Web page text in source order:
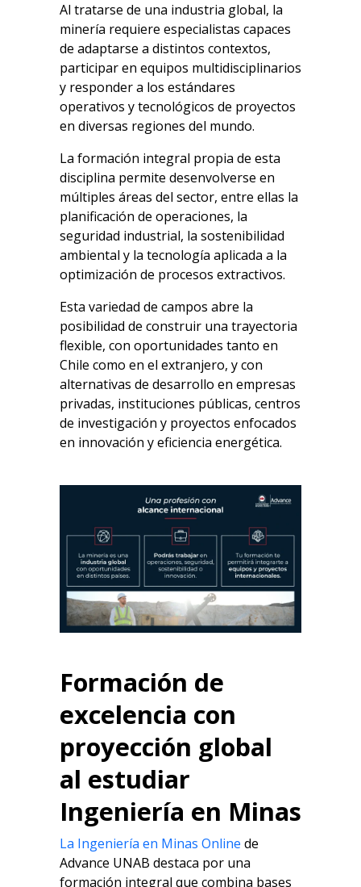
Al tratarse de una industria global, la
minería requiere especialistas capaces
de adaptarse a distintos contextos,
participar en equipos multidisciplinarios
y responder a los estándares
operativos y tecnológicos de proyectos
en diversas regiones del mundo.
La formación integral propia de esta
disciplina permite desenvolverse en
múltiples áreas del sector, entre ellas la
planificación de operaciones, la
seguridad industrial, la sostenibilidad
ambiental y la tecnología aplicada a la
optimización de procesos extractivos.
Esta variedad de campos abre la
posibilidad de construir una trayectoria
flexible, con oportunidades tanto en
Chile como en el extranjero, y con
alternativas de desarrollo en empresas
privadas, instituciones públicas, centros
de investigación y proyectos enfocados
en innovación y eficiencia energética.
Formación de
excelencia con
proyección global
al estudiar
Ingeniería en Minas
La Ingeniería en Minas Online de
Advance UNAB destaca por una
formación integral que combina bases